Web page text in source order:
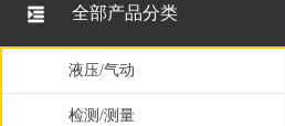
恭喜璟和电子科技（无锡）有限公司
因中美贸易战美国PARKER品牌接连
全部产品分类
液压/气动
检测/测量